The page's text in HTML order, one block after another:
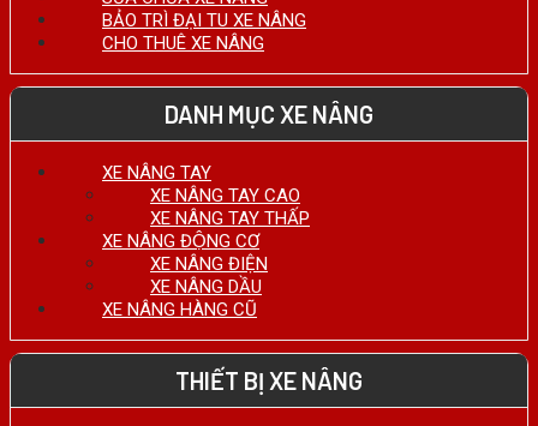
BẢO TRÌ ĐẠI TU XE NÂNG
CHO THUÊ XE NÂNG
DANH MỤC XE NÂNG
XE NÂNG TAY
XE NÂNG TAY CAO
XE NÂNG TAY THẤP
XE NÂNG ĐỘNG CƠ
XE NÂNG ĐIỆN
XE NÂNG DẦU
XE NÂNG HÀNG CŨ
THIẾT BỊ XE NÂNG